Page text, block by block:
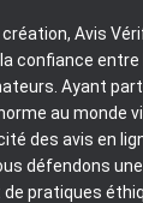
création, Avis
confiance
Ayant
au monde
des avis en
défendons
de pratiques